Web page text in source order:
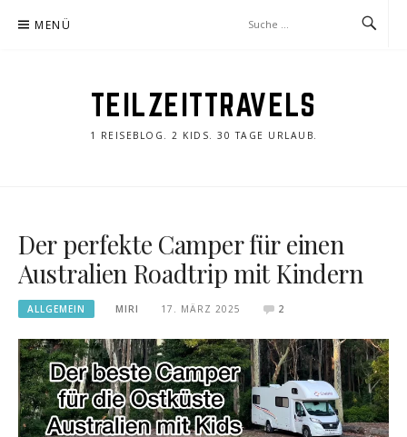
Inhalt MENÜ
TEILZEITTRAVELS
1 REISEBLOG. 2 KIDS. 30 TAGE URLAUB.
Der perfekte Camper für einen
Australien Roadtrip mit Kindern
ALLGEMEIN MIRI 17. MÄRZ 2025 2